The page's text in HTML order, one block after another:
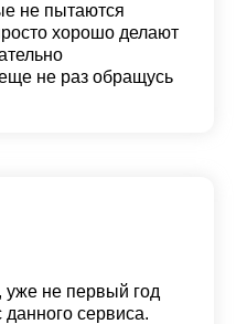
не пытаются
хорошо делают
не раз обращусь
не первый год
сервиса.